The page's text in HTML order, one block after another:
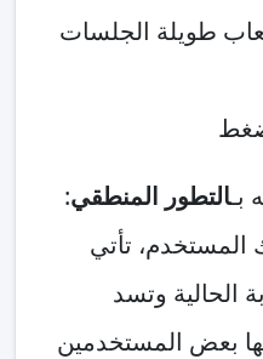
طويلة الجلسات
بـالتطور المنطقي:
المستخدم، تأتي
الحالية وتسد
بعض المستخدمين